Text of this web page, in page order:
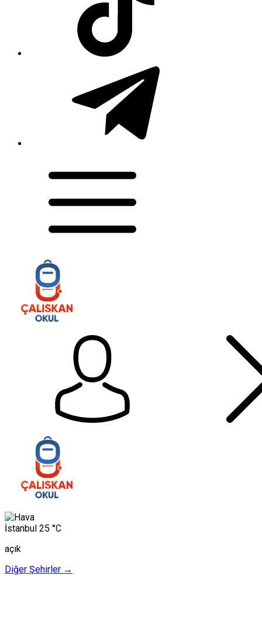
İstanbul 25 °C
açık
Diğer Şehirler →